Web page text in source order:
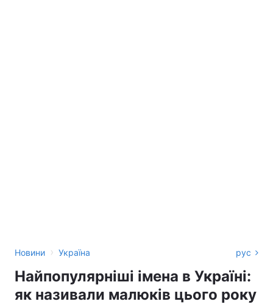
Новини › Україна рус
Найпопулярніші імена в Україні:
як називали малюків цього року